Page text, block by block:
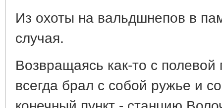
Из охоты на вальдшнепов в
случая.
Возвращаясь как-то с
всегда брал с собой ружье и